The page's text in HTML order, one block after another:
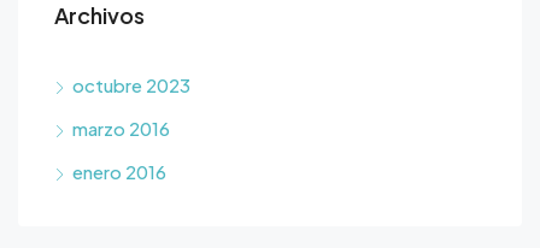
Archivos
octubre 2023
marzo 2016
enero 2016